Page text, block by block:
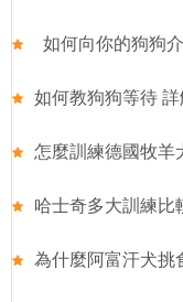
如何向你的狗狗介
如何教狗狗等待
怎麼訓練德國牧羊
哈士奇多大訓練比
為什麼阿富汗犬挑